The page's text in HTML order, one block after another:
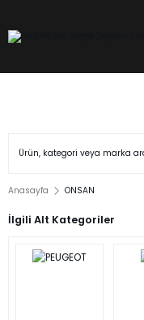
Anasayfa ONSAN
İlgili Alt Kategoriler